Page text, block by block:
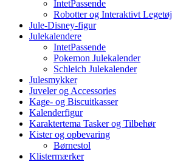
IntetPassende
Robotter og Interaktivt Legetøj
Jule-Disney-figur
Julekalendere
IntetPassende
Pokemon Julekalender
Schleich Julekalender
Julesmykker
Juveler og Accessories
Kage- og Biscuitkasser
Kalenderfigur
Karaktertema Tasker og Tilbehør
Kister og opbevaring
Børnestol
Klistermærker